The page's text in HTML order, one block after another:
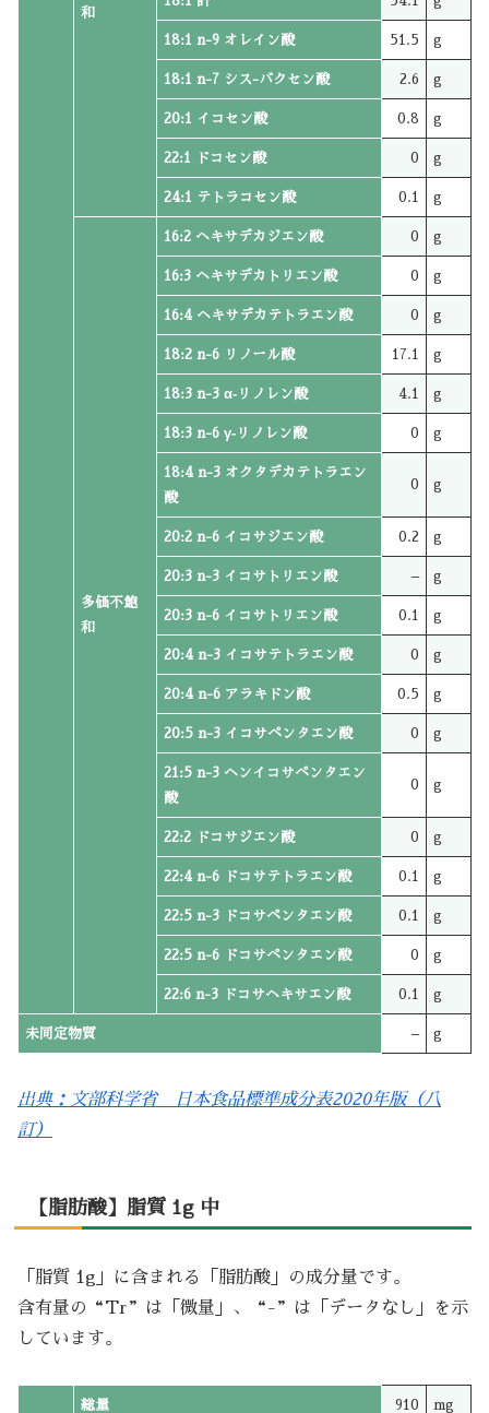
和
18:1 n-9 オレイン酸 51.5 g
18:1 n-7 シス-バクセン酸 2.6 g
20:1 イコセン酸 0.8 g
22:1 ドコセン酸 0 g
24:1 テトラコセン酸 0.1 g
多価不飽
和
16:2 ヘキサデカジエン酸 0 g
16:3 ヘキサデカトリエン酸 0 g
16:4 ヘキサデカテトラエン酸 0 g
18:2 n-6 リノール酸 17.1 g
18:3 n-3 α‐リノレン酸 4.1 g
18:3 n-6 γ‐リノレン酸 0 g
18:4 n-3 オクタデカテトラエン
酸
0 g
20:2 n-6 イコサジエン酸 0.2 g
20:3 n-3 イコサトリエン酸 – g
20:3 n-6 イコサトリエン酸 0.1 g
20:4 n-3 イコサテトラエン酸 0 g
20:4 n-6 アラキドン酸 0.5 g
20:5 n-3 イコサペンタエン酸 0 g
21:5 n-3 ヘンイコサペンタエン
酸
0 g
22:2 ドコサジエン酸 0 g
22:4 n-6 ドコサテトラエン酸 0.1 g
22:5 n-3 ドコサペンタエン酸 0.1 g
22:5 n-6 ドコサペンタエン酸 0 g
22:6 n-3 ドコサヘキサエン酸 0.1 g
未同定物質 – g
出典：文部科学省 日本食品標準成分表2020年版（八
訂）
【脂肪酸】脂質 1g 中
「脂質 1g」に含まれる「脂肪酸」の成分量です。
含有量の“Tr”は「微量」、“-”は「データなし」を示
しています。
総量 910 mg